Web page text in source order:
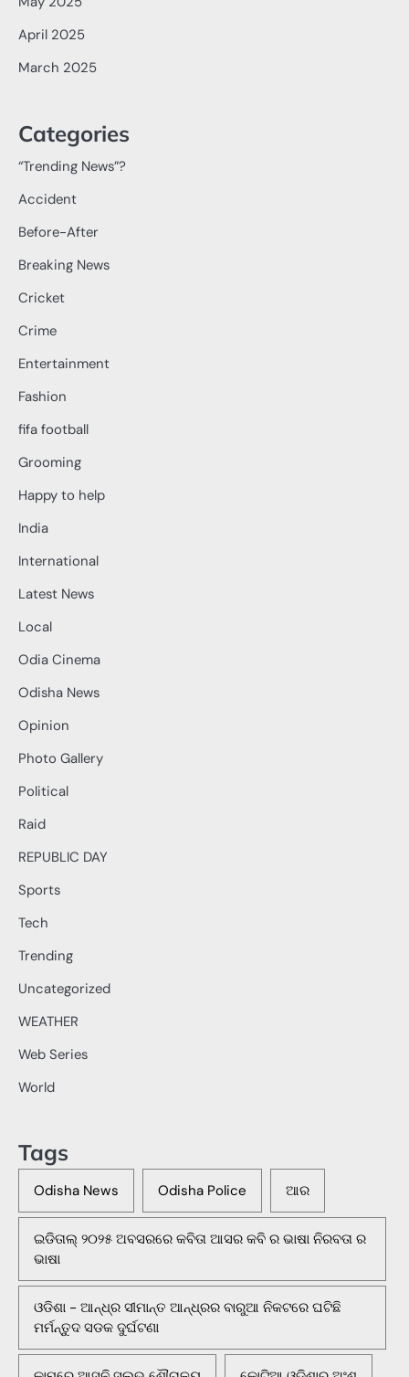
April 2025
March 2025
Categories
“Trending News”?
Accident
Before-After
Breaking News
Cricket
Crime
Entertainment
Fashion
fifa football
Grooming
Happy to help
India
International
Latest News
Local
Odia Cinema
Odisha News
Opinion
Photo Gallery
Political
Raid
REPUBLIC DAY
Sports
Tech
Trending
Uncategorized
WEATHER
Web Series
World
Tags
Odisha News Odisha Police ଆର
ଇଡିତାଲ୍ ୨୦୨୫ ଅବସରରେ କବିତା ଆସର କବି ର ଭାଷା ନିରବତା ର
ଭାଷା
ଓଡିଶା - ଆନ୍ଧ୍ର ସୀମାନ୍ତ ଆନ୍ଧ୍ରର ବାରୁଆ ନିକଟରେ ଘଟିଛି
ମର୍ମନ୍ତୁଦ ସଡକ ଦୁର୍ଘଟଣା